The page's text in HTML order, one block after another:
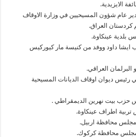
مدير عام شؤون المسيحيين في وزارة الاوقاف
كردستان العراق.
ايشا داود ووفد من كنيسة مار كيوركيس
رئيس ديوان اوقاف الديانات المسيحية